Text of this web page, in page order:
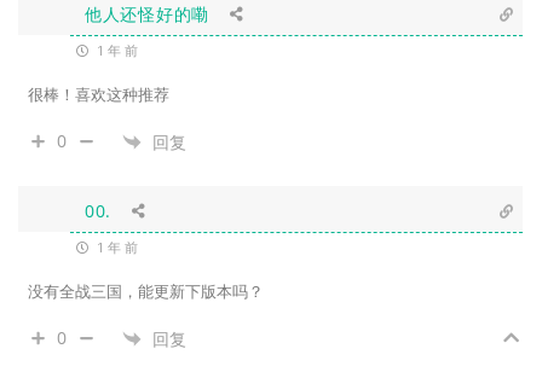
他人还怪好的嘞
1 年 前
很棒！喜欢这种推荐
0 回复
00.
1 年 前
没有全战三国，能更新下版本吗？
0 回复